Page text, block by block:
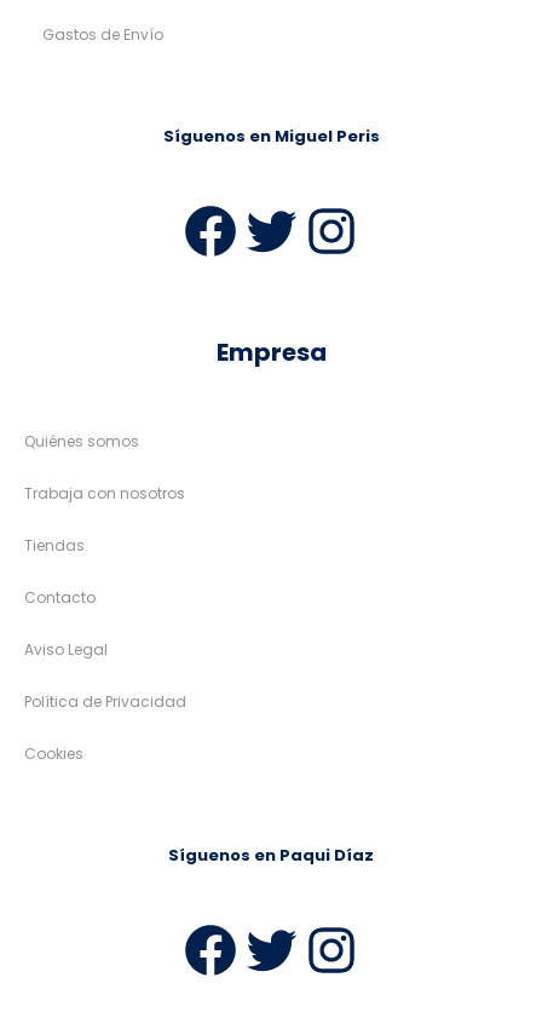
Gastos de Envío
Síguenos en Miguel Peris
Facebook
Twitter
Empresa
Quiénes somos
Trabaja con nosotros
Tiendas
Contacto
Aviso Legal
Política de Privacidad
Cookies
Síguenos en Paqui Díaz
Facebook
Twitter